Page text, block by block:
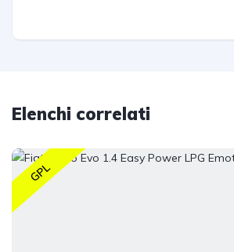
Elenchi correlati
GPL